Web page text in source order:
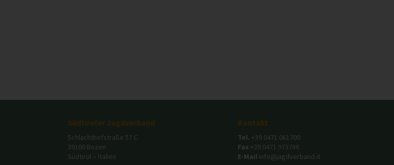
Südtiroler Jagdverband
Schlachthofstraße 57 C
39100 Bozen
Südtirol – Italien
Kontakt
Tel. +39 0471 061700
Fax +39 0471 973786
E-Mail info@jagdverband.it